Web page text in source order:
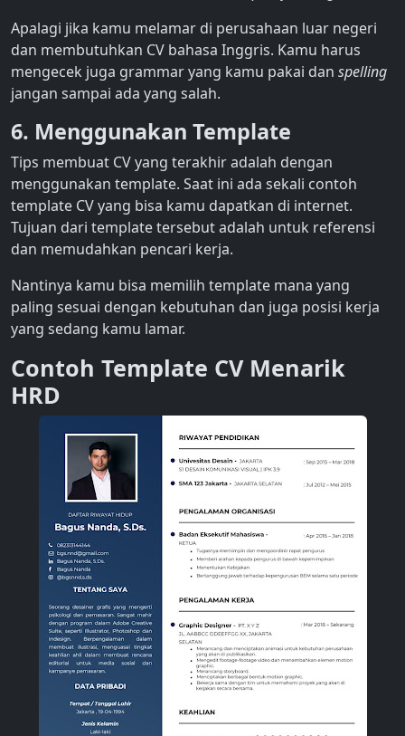
Apalagi jika kamu melamar di perusahaan luar negeri
dan membutuhkan CV bahasa Inggris. Kamu harus
mengecek juga grammar yang kamu pakai dan spelling
jangan sampai ada yang salah.
6. Menggunakan Template
Tips membuat CVyang terakhir adalah dengan
menggunakan template. Saat ini ada sekali contoh
template CV yang bisa kamu dapatkan di internet.
Tujuan dari template tersebut adalah untuk referensi
dan memudahkan pencari kerja.
Nantinya kamu bisa memilih template mana yang
paling sesuai dengan kebutuhan dan juga posisi kerja
yang sedang kamu lamar.
Contoh Template CV Menarik
HRD